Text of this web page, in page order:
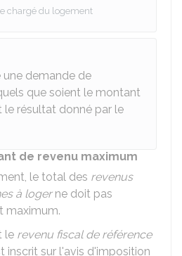
chargé du logement
demande de
que soient le montant
le résultat donné par le
de revenu maximum
le total des revenus
à loger ne doit pas
maximum.
le revenu fiscal de référence
inscrit sur l'avis d'imposition